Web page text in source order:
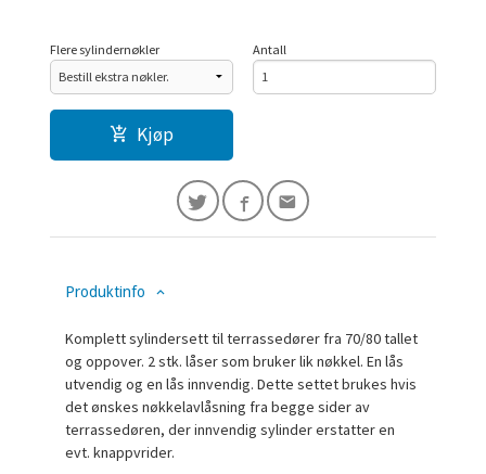
Flere sylindernøkler Antall
Kjøp
Produktinfo
Komplett sylindersett til terrassedører fra 70/80 tallet
og oppover. 2 stk. låser som bruker lik nøkkel. En lås
utvendig og en lås innvendig. Dette settet brukes hvis
det ønskes nøkkelavlåsning fra begge sider av
terrassedøren, der innvendig sylinder erstatter en
evt. knappvrider.